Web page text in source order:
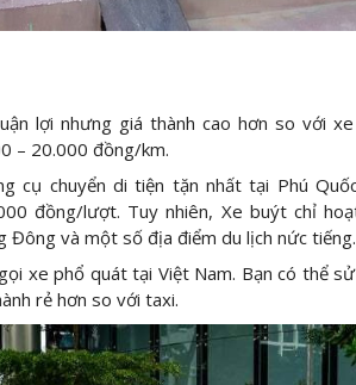
lợi nhưng giá thành cao hơn so với
– 20.000 đồng/km.
cụ chuyển di tiện tặn nhất tại Phú
đồng/lượt. Tuy nhiên, Xe buýt chỉ
và một số địa điểm du lịch nức tiếng.
xe phổ quát tại Việt Nam. Bạn có thể
rẻ hơn so với taxi.